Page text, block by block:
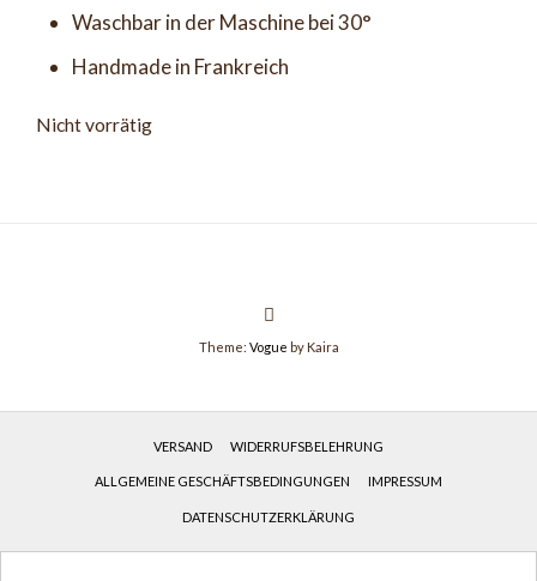
Waschbar in der Maschine bei 30°
Handmade in Frankreich
Nicht vorrätig
Theme: Vogue by Kaira
VERSAND WIDERRUFSBELEHRUNG
ALLGEMEINE GESCHÄFTSBEDINGUNGEN IMPRESSUM
DATENSCHUTZERKLÄRUNG